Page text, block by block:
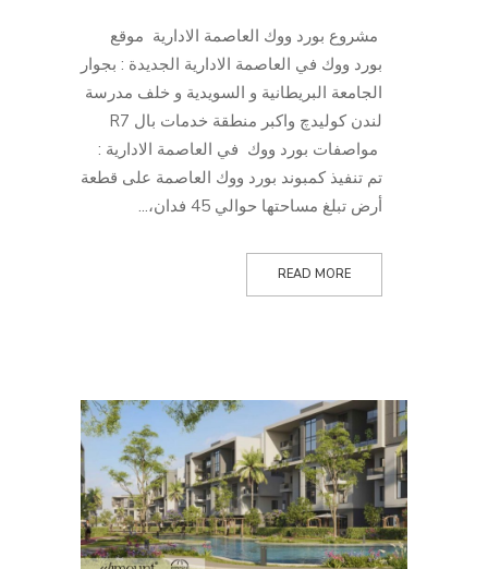
مشروع بورد ووك العاصمة الادارية موقع
بورد ووك في العاصمة الادارية الجديدة : بجوار
الجامعة البريطانية و السويدية و خلف مدرسة
لندن كوليدچ واكبر منطقة خدمات بال R7
مواصفات بورد ووك في العاصمة الادارية :
تم تنفيذ كمبوند بورد ووك العاصمة على قطعة
أرض تبلغ مساحتها حوالي 45 فدان،...
READ MORE